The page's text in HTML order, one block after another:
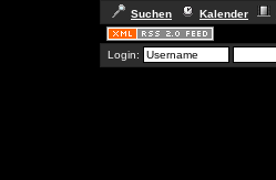
Suchen Kalender
Login: